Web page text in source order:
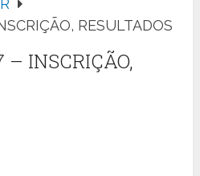
RESULTADOS
– INSCRIÇÃO,